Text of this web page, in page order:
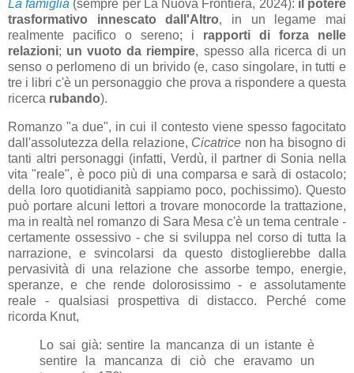
La famiglia (sempre per La Nuova Frontiera, 2024): il potere
trasformativo innescato dall'Altro, in un legame mai
realmente pacifico o sereno; i rapporti di forza nelle
relazioni; un vuoto da riempire, spesso alla ricerca di un
senso o perlomeno di un brivido (e, caso singolare, in tutti e
tre i libri c'è un personaggio che prova a rispondere a questa
ricerca rubando).
Romanzo "a due", in cui il contesto viene spesso fagocitato
dall'assolutezza della relazione, Cicatrice non ha bisogno di
tanti altri personaggi (infatti, Verdù, il partner di Sonia nella
vita "reale", è poco più di una comparsa e sarà di ostacolo;
della loro quotidianità sappiamo poco, pochissimo). Questo
può portare alcuni lettori a trovare monocorde la trattazione,
ma in realtà nel romanzo di Sara Mesa c'è un tema centrale -
certamente ossessivo - che si sviluppa nel corso di tutta la
narrazione, e svincolarsi da questo distoglierebbe dalla
pervasività di una relazione che assorbe tempo, energie,
speranze, e che rende dolorosissimo - e assolutamente
reale - qualsiasi prospettiva di distacco. Perché come
ricorda Knut,
Lo sai già: sentire la mancanza di un istante è
sentire la mancanza di ciò che eravamo un